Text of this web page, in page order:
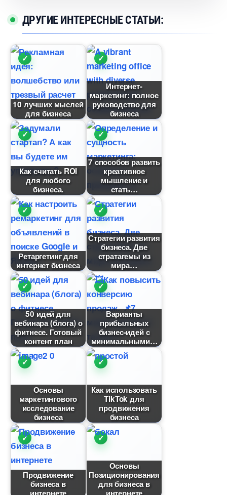
ДРУГИЕ ИНТЕРЕСНЫЕ СТАТЬИ:
10 лучших мыслей
для бизнеса
Интернет-
маркетинг: полное
руководство для
изнеса
Как считать ROI
для любого
изнеса.
7 способов развить
креативное
мышление и
стать
Ретаргетинг для
интернет бизнеса
Стратегии развития
изнеса. Две
стратагемы из
мира
50 идей для
ебинара (блога) о
фитнесе. Готовый
контент план
арианты
прибыльных
изнес-идей с
минимальными
Основы
маркетингового
исследование
изнеса
Как использовать
TikTok для
продвижения
изнеса
Продвижение
изнеса
Основы
Позиционирования
для бизнеса